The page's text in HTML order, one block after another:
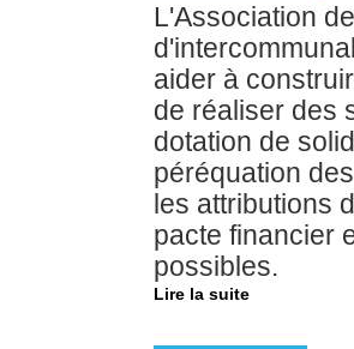
L'Association
aider à
de réaliser des
dotation de
péréquation
les attributions
pacte financier
possibles.
Lire la suite